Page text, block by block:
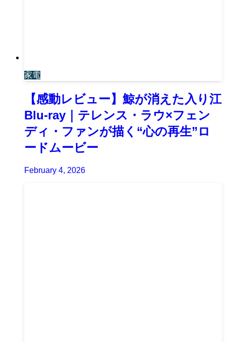
家電
【感動レビュー】鯨が消えた入り江
Blu-ray｜テレンス・ラウ×フェン
ディ・ファンが描く“心の再生”ロ
ードムービー
February 4, 2026